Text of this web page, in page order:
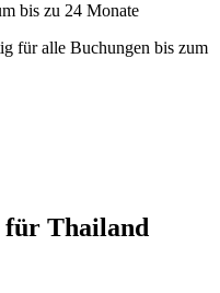
bis zu 24 Monate
für alle Buchungen bis zum
für Thailand